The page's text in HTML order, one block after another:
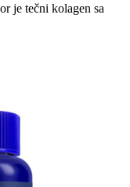
je tečni kolagen sa